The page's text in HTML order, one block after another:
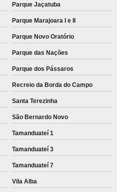
Parque Jaçatuba
Parque Marajoara I e II
Parque Novo Oratório
Parque das Nações
Parque dos Pássaros
Recreio da Borda do Campo
Santa Terezinha
São Bernardo Novo
Tamanduateí 1
Tamanduateí 3
Tamanduateí 7
Vila Alba